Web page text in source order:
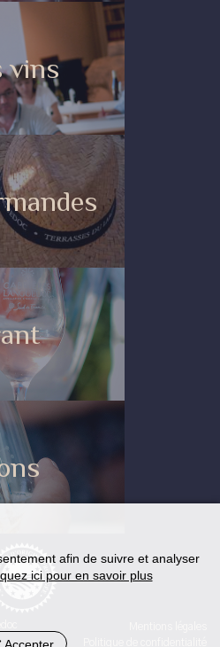
vins
afin de suivre et analyser
ici pour en savoir plus